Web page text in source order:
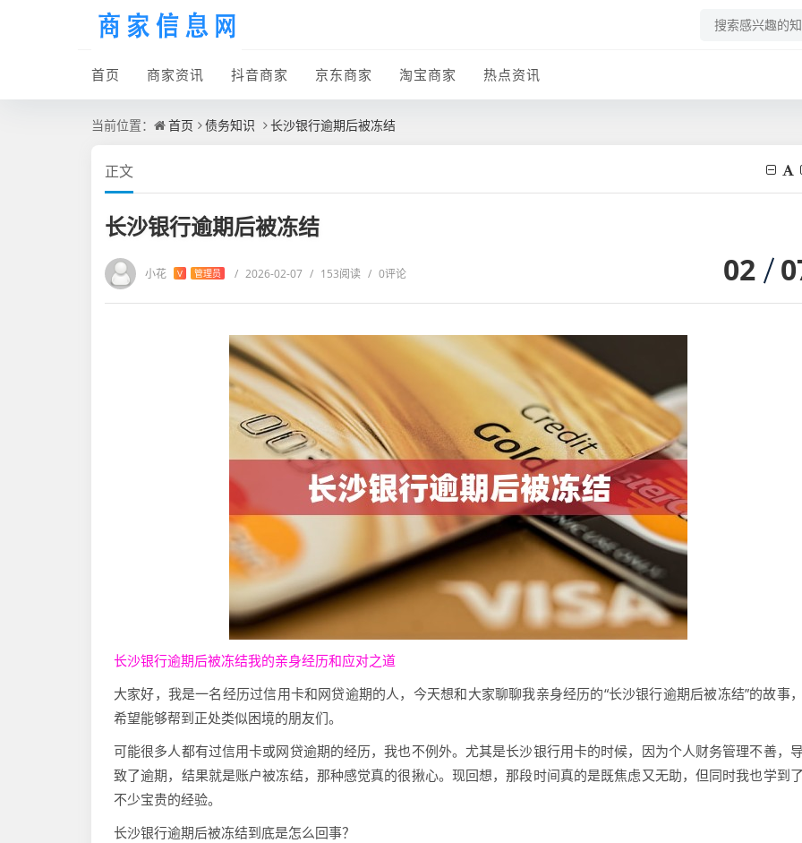
首页 商家资讯 抖音商家 京东商家 淘宝商家 热点资讯
当前位置： 首页 债务知识 长沙银行逾期后被冻结
正文
长沙银行逾期后被冻结
小花 V 管理员 / 2026-02-07 / 153阅读 / 0评论 02
长沙银行逾期后被冻结我的亲身经历和应对之道
大家好，我是一名经历过信用卡和网贷逾期的人，今天想和大家聊聊我亲身经历的“长沙银行逾期后被冻结”的故事，
希望能够帮到正处类似困境的朋友们。
可能很多人都有过信用卡或网贷逾期的经历，我也不例外。尤其是长沙银行用卡的时候，因为个人财务管理不善，
致了逾期，结果就是账户被冻结，那种感觉真的很揪心。现回想，那段时间真的是既焦虑又无助，但同时我也学到了
不少宝贵的经验。
长沙银行逾期后被冻结到底是怎么回事？